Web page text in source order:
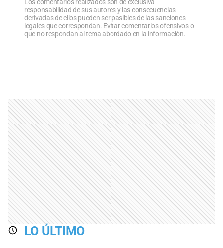
Los comentarios realizados son de exclusiva
responsabilidad de sus autores y las consecuencias
derivadas de ellos pueden ser pasibles de las sanciones
legales que correspondan. Evitar comentarios ofensivos o
que no respondan al tema abordado en la información.
LO ÚLTIMO